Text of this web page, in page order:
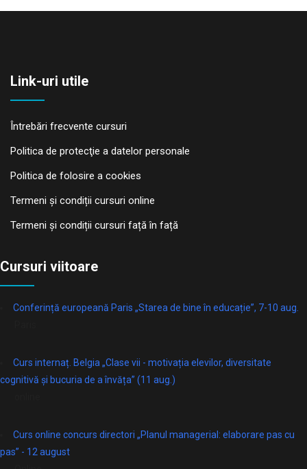
Link-uri utile
Întrebări frecvente cursuri
Politica de protecţie a datelor personale
Politica de folosire a cookies
Termeni și condiții cursuri online
Termeni și condiții cursuri față în față
Cursuri viitoare
Conferință europeană Paris „Starea de bine în educație”, 7-10 aug.
Curs internaț. Belgia „Clase vii - motivația elevilor, diversitate
cognitivă și bucuria de a învăța” (11 aug.)
Curs online concurs directori „Planul managerial: elaborare pas cu
pas” - 12 august